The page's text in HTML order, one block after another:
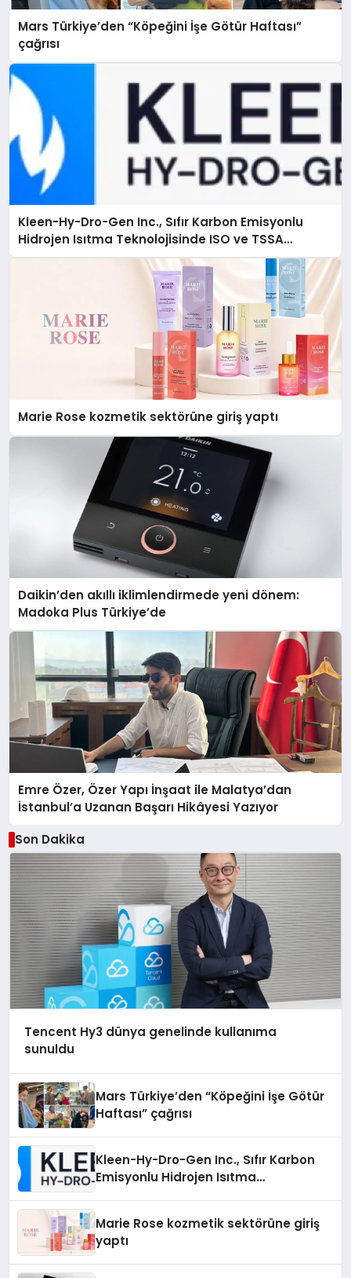
Mars Türkiye’den “Köpeğini İşe Götür Haftası”
çağrısı
Kleen-Hy-Dro-Gen Inc., Sıfır Karbon Emisyonlu
Hidrojen Isıtma Teknolojisinde ISO ve TSSA
Düzenleyici Onaylarını Aldı
Marie Rose kozmetik sektörüne giriş yaptı
Daikin’den akıllı iklimlendirmede yeni dönem:
Madoka Plus Türkiye’de
Emre Özer, Özer Yapı İnşaat ile Malatya’dan
İstanbul’a Uzanan Başarı Hikâyesi Yazıyor
Son Dakika
Tencent Hy3 dünya genelinde kullanıma
sunuldu
Mars Türkiye’den “Köpeğini İşe Götür
Haftası” çağrısı
Kleen-Hy-Dro-Gen Inc., Sıfır Karbon
Emisyonlu Hidrojen Isıtma
Marie Rose kozmetik sektörüne giriş
yaptı